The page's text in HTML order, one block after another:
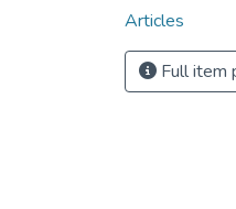
Articles
Full item